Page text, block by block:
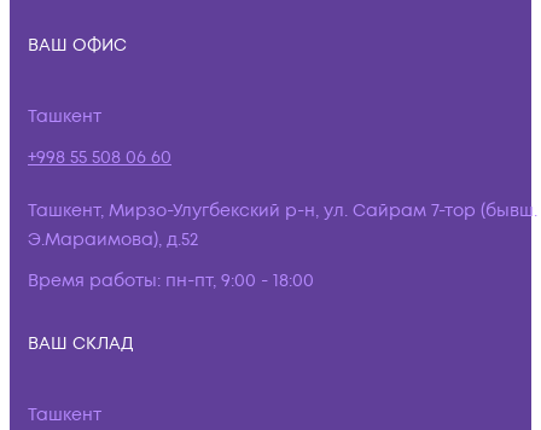
ВАШ ОФИС
Ташкент
+998 55 508 06 60
Ташкент, Мирзо-Улугбекский р-н, ул. Сайрам 7-тор (бывш.
Э.Мараимова), д.52
Время работы: пн-пт, 9:00 - 18:00
ВАШ СКЛАД
Ташкент